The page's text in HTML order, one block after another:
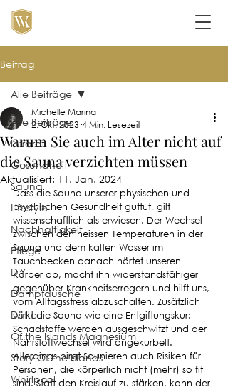
Beitrag
Alle Beiträge
Infrarot
Gesundheit
Sauna
Lifestyle
Nachhaltigkeit
Pflege
DIY
Dampfdusche
Düfte
Of the Islands Magnesium
Story Of the Islands
Whirlpool
Alle Beiträge
Warum Sie auch im Alter nicht auf
die Sauna verzichten müssen
Michelle Marina
2. Okt. 2023 4 Min. Lesezeit
Aktualisiert: 11. Jan. 2024
Dass die Sauna unserer physischen und
psychischen Gesundheit guttut, gilt
wissenschaftlich als erwiesen. Der Wechsel
zwischen den heissen Temperaturen in der
Sauna und dem kalten Wasser im
Tauchbecken danach härtet unseren
Körper ab, macht ihn widerstandsfähiger
gegenüber Krankheitserregern und hilft uns,
vom Alltagsstress abzuschalten. Zusätzlich
wirkt die Sauna wie eine Entgiftungskur:
Schadstoffe werden ausgeschwitzt und der
Nährstoffwechsel wird angekurbelt.
Allerdings birgt Saunieren auch Risiken für
Personen, die körperlich nicht (mehr) so fit
sind. Statt den Kreislauf zu stärken, kann der